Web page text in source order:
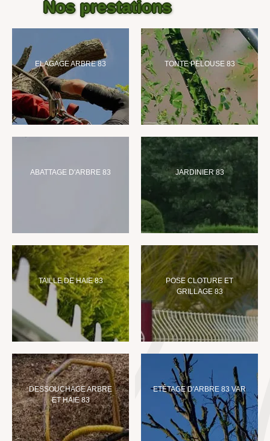
Nos prestations
ELAGAGE ARBRE 83 TONTE PELOUSE 83
ABATTAGE D'ARBRE 83 JARDINIER 83
TAILLE DE HAIE 83
POSE CLOTURE ET
GRILLAGE 83
DESSOUCHAGE ARBRE
ET HAIE 83
ETÊTAGE D'ARBRE 83 VAR